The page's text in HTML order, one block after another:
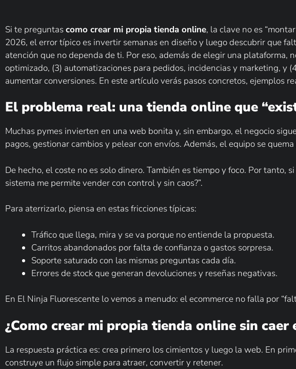
Si te preguntascomo crear mi propia tienda online, la clave no es
2026, el error típico es invertir semanas en diseño y luego descubrir que
atención que no dependa de ti. Por eso, además de elegir una plataforma,
optimizado, (3) automatizaciones para pedidos, incidencias y marketing, y
aumentar conversiones. En este artículo verás pasos concretos, ejemplos
El problema real: una tienda online que
Muchas pymes invierten en una web bonita y, sin embargo, el negocio
pagos, gestionar cambios y pelear con envíos. Además, el equipo se
De hecho, el coste no es solo dinero. También es tiempo y foco. Por tanto,
sistema me permite vender con control y sin caos?”.
Para aterrizarlo, piensa en estas fricciones típicas:
Tráfico que llega, mira y se va porque no entiende la propuesta.
Carritos abandonados por falta de confianza o gastos sorpresa.
Soporte saturado con las mismas preguntas cada día.
Errores de stock que generan devoluciones y reseñas negativas.
En El Ninja Fluorescente lo vemos a menudo: el ecommerce no falla por
¿Como crear mi propia tienda online sin caer
La respuesta práctica es: crea primero los cimientos y luego la web. En
construye un flujo simple para atraer, convertir y retener.